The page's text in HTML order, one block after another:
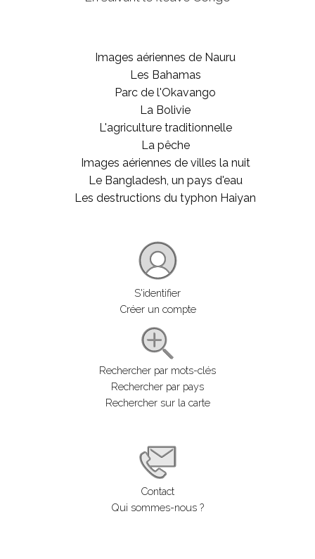
Images aériennes de Nauru
Les Bahamas
Parc de l'Okavango
La Bolivie
L'agriculture traditionnelle
La pêche
Images aériennes de villes la nuit
Le Bangladesh, un pays d'eau
Les destructions du typhon Haiyan
S'identifier
Créer un compte
Rechercher par mots-clés
Rechercher par pays
Rechercher sur la carte
Contact
Qui sommes-nous ?